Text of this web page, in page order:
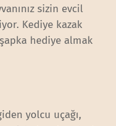
sizin evcil
Kediye kazak
şapka hediye almak
yolcu uçağı,